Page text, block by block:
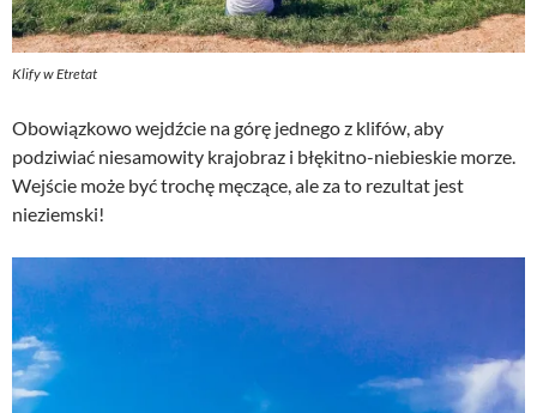
Klify w Etretat
Obowiązkowo wejdźcie na górę jednego z klifów, aby
podziwiać niesamowity krajobraz i błękitno-niebieskie morze.
Wejście może być trochę męczące, ale za to rezultat jest
nieziemski!